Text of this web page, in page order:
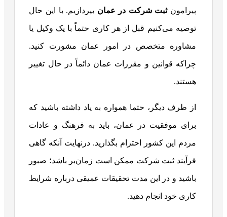
پیرامونثبت شرکت در عمان بپردازیم. با این حال
توصیه می‌کنیم قبل از هر کاری حتماً با یک وکیل یا
مشاوره متخصص در امور عمان مشورت کنید.
چراکه قوانین و مقررات عمان دائماً در حال تغییر
هستند.
از طرف دیگر، حتما همواره به یاد داشته باشید که
برای موفقیت در عمان، باید به فرهنگ و عادات
مردم این کشور احترام بگذارید. درنهایت آنکه گاهی
فرآیند ثبت شرکت ممکن است زمان‌بر باشد؛ صبور
باشید و در این مدت تحقیقات عمیقی درباره شرایط
کاری خود انجام دهید.